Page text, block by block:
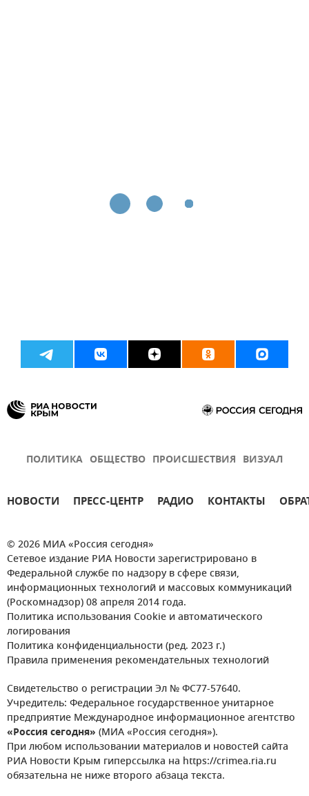
ПОЛИТИКА ОБЩЕСТВО ПРОИСШЕСТВИЯ ВИЗУАЛ
НОВОСТИ ПРЕСС-ЦЕНТР РАДИО КОНТАКТЫ
© 2026 МИА «Россия сегодня»
Сетевое издание РИА Новости зарегистрировано в
Федеральной службе по надзору в сфере связи,
информационных технологий и массовых коммуникаций
(Роскомнадзор) 08 апреля 2014 года.
Политика использования Cookie и автоматического
логирования
Политика конфиденциальности (ред. 2023 г.)
Правила применения рекомендательных технологий
Свидетельство о регистрации Эл № ФС77-57640.
Учредитель: Федеральное государственное унитарное
предприятие Международное информационное агентство
«Россия сегодня» (МИА «Россия сегодня»).
При любом использовании материалов и новостей сайта
РИА Новости Крым гиперссылка на https://crimea.ria.ru
обязательна не ниже второго абзаца текста.